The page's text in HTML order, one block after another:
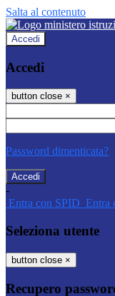
Salta al contenuto
Accedi
Accedi
button close ×
Password dimenticata?
-
Entra con SPID Entra
Seleziona utente
button close ×
Recupero